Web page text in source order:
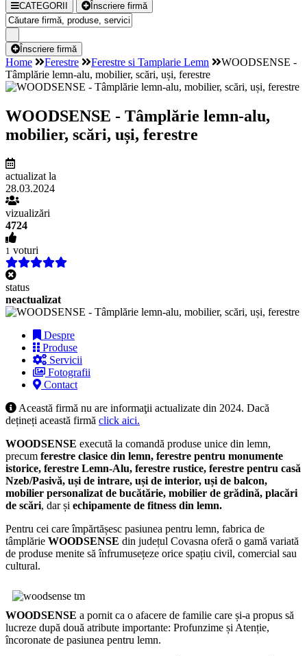
CATEGORII Înscriere firmă
Înscriere firmă
Home Ferestre Ferestre si Tamplarie Lemn
WOODSENSE -
Tâmplărie lemn-alu, mobilier, scări, uși, ferestre
WOODSENSE - Tâmplărie lemn-alu,
mobilier, scări, uși, ferestre
actualizat la
28.03.2024
vizualizări
4724
1 voturi
status
neactualizat
Despre
Produse
Servicii
Fotografii
Contact
Această firmă nu are informaţii actualizate din 2024. Dacă
dețineți această firmă click aici.
WOODSENSE execută la comandă produse unice din lemn,
precum ferestre clasice din lemn, ferestre pentru monumente
istorice, ferestre Lemn-Alu, ferestre rustice, ferestre pentru casă
Nzeb/Pasivă, uși de intrare, uși de interior, uși de balcon,
mobilier personalizat de bucătărie, mobilier de grădină, placări
de scări, dar și echipamente de fitness din lemn.
Pentru cei care împărtășesc pasiunea pentru lemn, fabrica de
tâmplărie WOODSENSE din județul Covasna oferă o gamă variată
de produse menite să înfrumusețeze orice spațiu civil, comercial sau
cultural.
WOODSENSE a pornit ca o afacere de familie care și-a propus să
lucreze după două atribute importante: Profunzime și Atenție,
încoronate de pasiunea pentru lemn.